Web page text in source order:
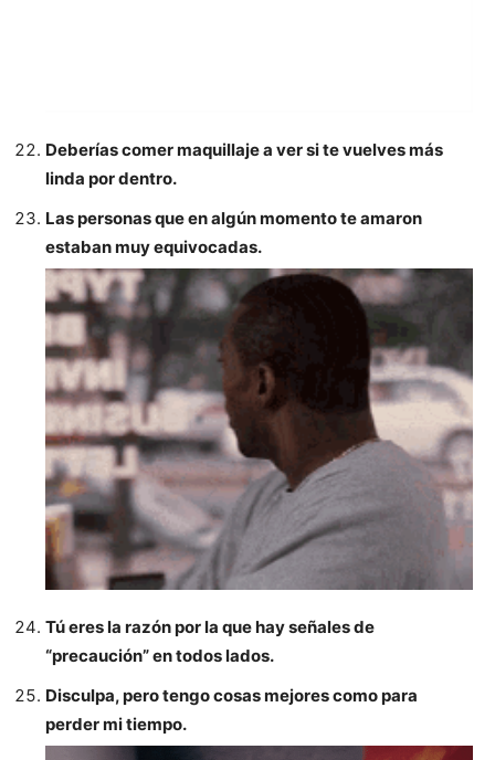
Deberías comer maquillaje a ver si te vuelves más
linda por dentro.
Las personas que en algún momento te amaron
estaban muy equivocadas.
Tú eres la razón por la que hay señales de
“precaución” en todos lados.
Disculpa, pero tengo cosas mejores como para
perder mi tiempo.